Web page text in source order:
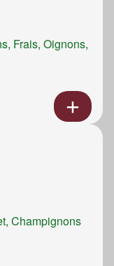
Frais, Oignons,
Champignons